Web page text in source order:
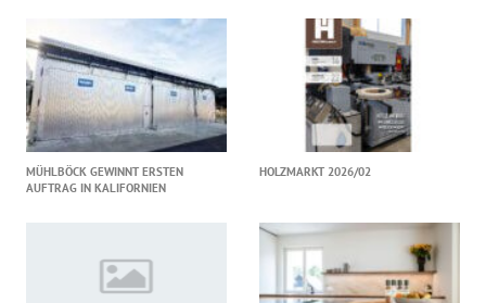
MÜHLBÖCK GEWINNT ERSTEN
AUFTRAG IN KALIFORNIEN
HOLZMARKT 2026/02